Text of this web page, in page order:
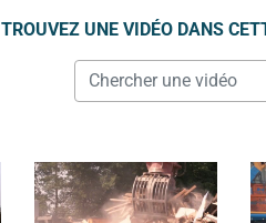
TROUVEZ UNE VIDÉO DANS